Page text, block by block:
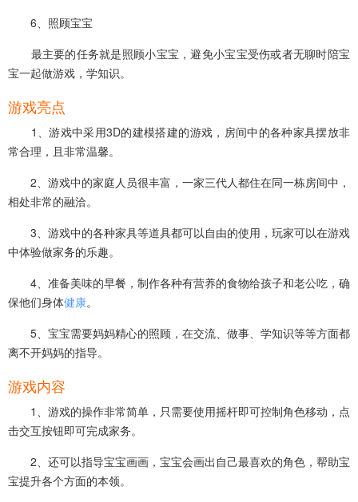
6、照顾宝宝
最主要的任务就是照顾小宝宝，避免小宝宝受伤或者无聊时陪宝
宝一起做游戏，学知识。
游戏亮点
1、游戏中采用3D的建模搭建的游戏，房间中的各种家具摆放非
常合理，且非常温馨。
2、游戏中的家庭人员很丰富，一家三代人都住在同一栋房间中，
相处非常的融洽。
3、游戏中的各种家具等道具都可以自由的使用，玩家可以在游戏
中体验做家务的乐趣。
4、准备美味的早餐，制作各种有营养的食物给孩子和老公吃，确
保他们身体健康。
5、宝宝需要妈妈精心的照顾，在交流、做事、学知识等等方面都
离不开妈妈的指导。
游戏内容
1、游戏的操作非常简单，只需要使用摇杆即可控制角色移动，点
击交互按钮即可完成家务。
2、还可以指导宝宝画画，宝宝会画出自己最喜欢的角色，帮助宝
宝提升各个方面的本领。